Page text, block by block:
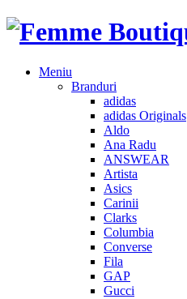
Meniu
Branduri
adidas
adidas Originals
Aldo
Ana Radu
ANSWEAR
Artista
Asics
Carinii
Clarks
Columbia
Converse
Fila
GAP
Gucci